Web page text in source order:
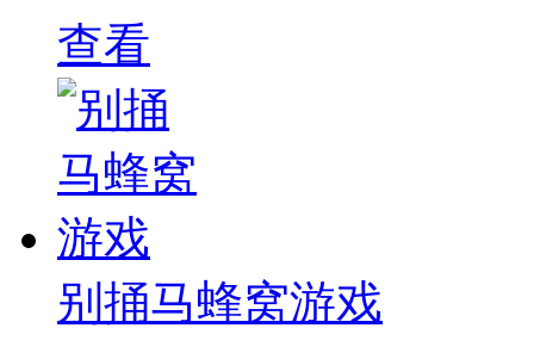
查看
别捅马蜂窝游戏